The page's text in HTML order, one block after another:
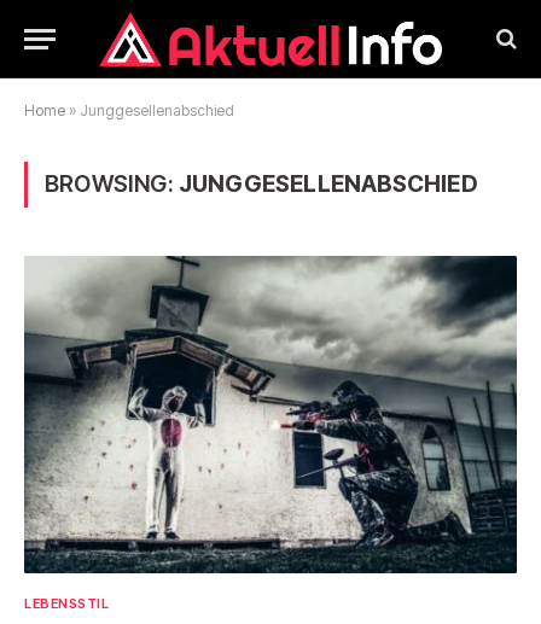
Home » Junggesellenabschied
BROWSING: JUNGGESELLENABSCHIED
LEBENSSTIL